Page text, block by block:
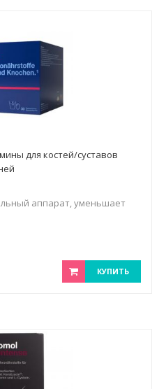
для костей/суставов
аппарат, уменьшает
КУПИТЬ